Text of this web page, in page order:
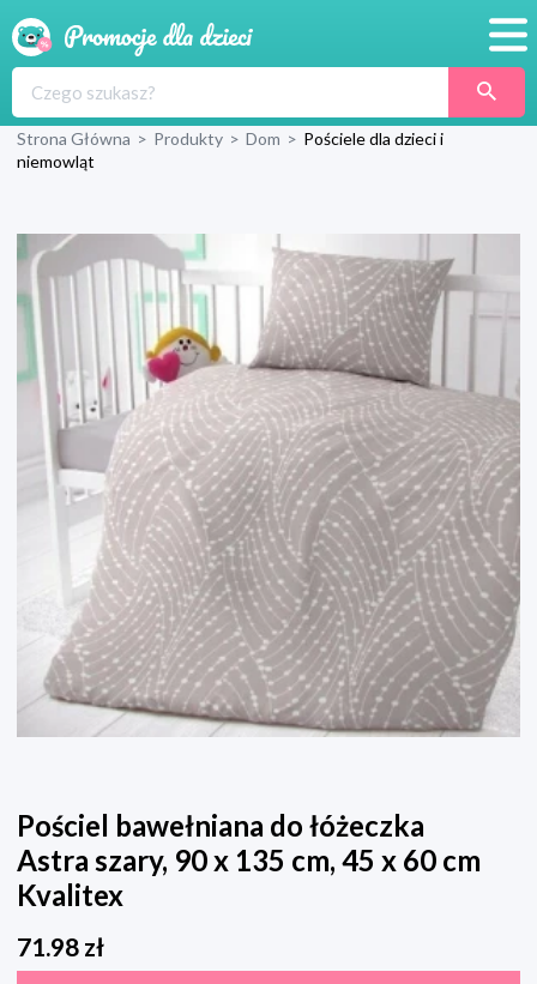
Produkty
Blog
Wyprawka
Strona Główna > Produkty > Dom > Pościele dla dzieci i
niemowląt
Pościel bawełniana do łóżeczka
Astra szary, 90 x 135 cm, 45 x 60 cm
Kvalitex
71.98 zł